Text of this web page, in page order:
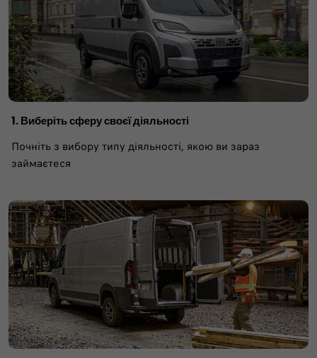
1. Виберіть сферу своєї діяльності​
Почніть з вибору типу діяльності, якою ви зараз
займаєтеся